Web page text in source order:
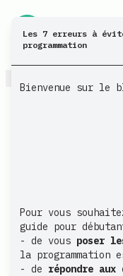
Utiliser
vous
Les 7 erreurs à
programmation
Bienvenue sur le
Pour vous
guide pour
- de vous poser
la programmation
- de répondre